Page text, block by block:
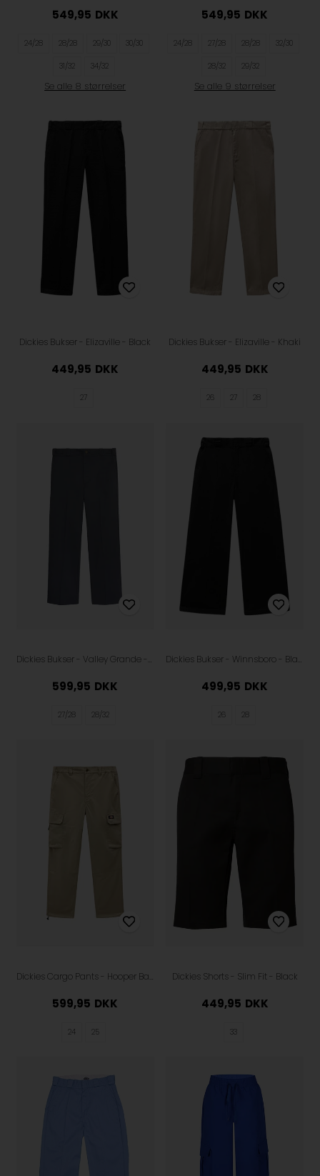
549,95 DKK
24/28 28/28 29/30 30/30
31/32 34/32
Se alle 8 størrelser
549,95 DKK
24/28 27/28 28/28 32/30
28/32 29/32
Se alle 9 størrelser
Dickies Bukser - Elizaville - Black
449,95 DKK
27
Dickies Bukser - Elizaville - Khaki
449,95 DKK
26 27 28
Dickies Bukser - Valley Grande - Charcoal Grey
599,95 DKK
27/28 28/32
Dickies Bukser - Winnsboro - Black
499,95 DKK
26 28
Dickies Cargo Pants - Hooper Bay - Khaki
599,95 DKK
24 25
Dickies Shorts - Slim Fit - Black
449,95 DKK
33